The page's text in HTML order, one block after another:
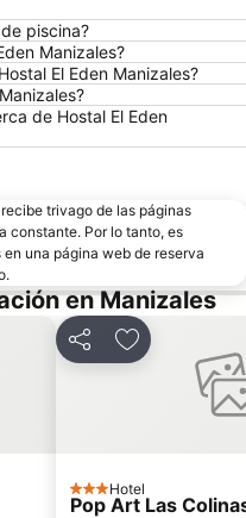
Olaya Herrera
de Manizales
14
piscina?
Manizales?
El Eden Manizales?
de Hostal El Eden
trivago de las páginas
constante. Por lo tanto, es
una página web de reserva
en Manizales
CompartirAgregar a
3 Estrellas
Hotel
Pop Art Las